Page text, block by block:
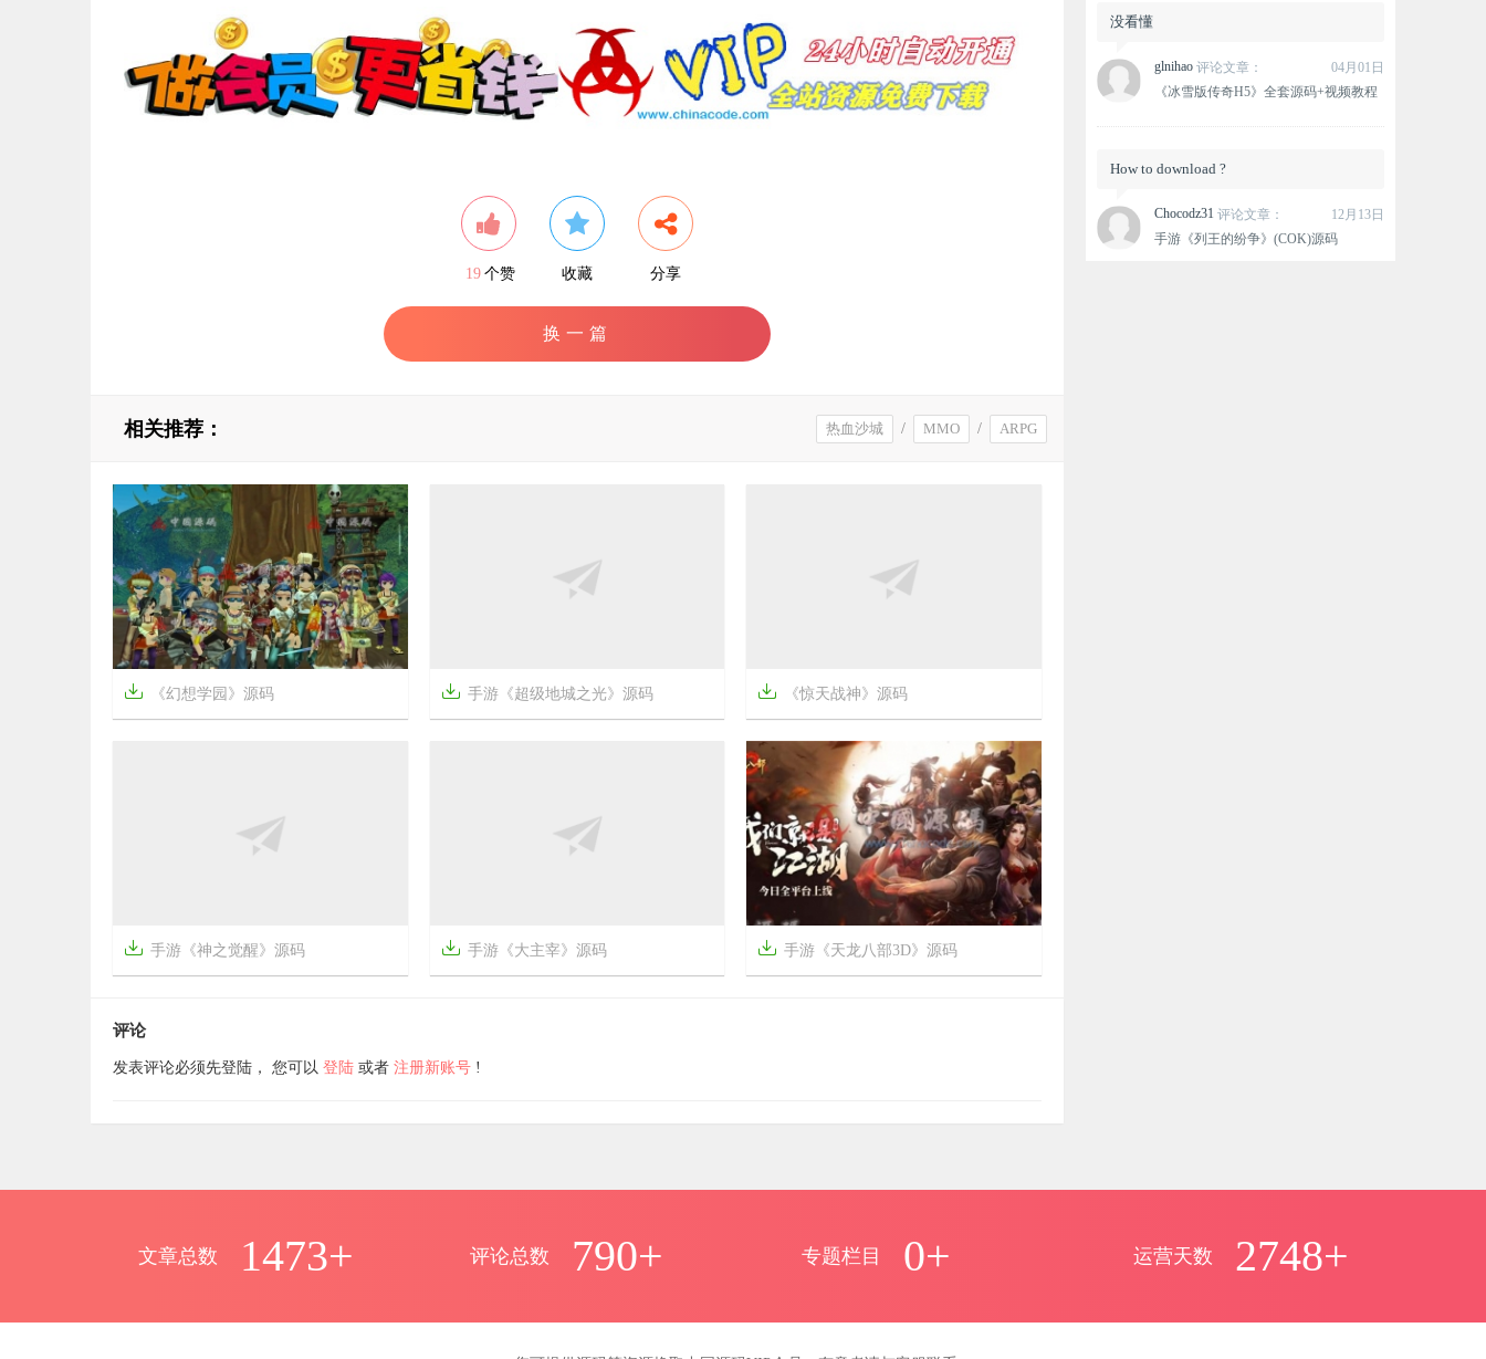
19 个赞 收藏 分享
换一篇
相关推荐： ARPG
/
MMO
/
热血沙城
 《幻想学园》源码  手游《超级地城之光》源码  《惊天战神》源码
 手游《神之觉醒》源码  手游《大主宰》源码  手游《天龙八部3D》源码
评论
发表评论必须先登陆， 您可以 登陆 或者 注册新账号 !
没看懂
glnihao 评论文章：
04月01日
《冰雪版传奇H5》全套源码+视频教程
How to download ?
Chocodz31 评论文章：
12月13日
手游《列王的纷争》(COK)源码
文章总数 1473+ 评论总数 790+ 专题栏目 0+ 运营天数 2748+